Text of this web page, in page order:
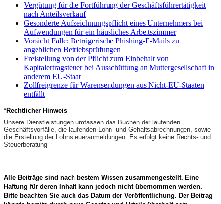
Vergütung für die Fortführung der Geschäftsführertätigkeit
nach Anteilsverkauf
Gesonderte Aufzeichnungspflicht eines Unternehmers bei
Aufwendungen für ein häusliches Arbeitszimmer
Vorsicht Falle: Betrügerische Phishing-E-Mails zu
angeblichen Betriebsprüfungen
Freistellung von der Pflicht zum Einbehalt von
Kapitalertragsteuer bei Ausschüttung an Muttergesellschaft in
anderem EU-Staat
Zollfreigrenze für Warensendungen aus Nicht-EU-Staaten
entfällt
*Rechtlicher Hinweis
Unsere Dienstleistungen umfassen das Buchen der laufenden
Geschäftsvorfälle, die laufenden Lohn- und Gehaltsabrechnungen, sowie
die Erstellung der Lohnsteueranmeldungen. Es erfolgt keine Rechts- und
Steuerberatung
Alle Beiträge sind nach bestem Wissen zusammengestellt. Eine
Haftung für deren Inhalt kann jedoch nicht übernommen werden.
Bitte beachten Sie auch das Datum der Veröffentlichung. Der Beitrag